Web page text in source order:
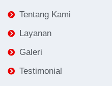
Tentang Kami
Layanan
Galeri
Testimonial